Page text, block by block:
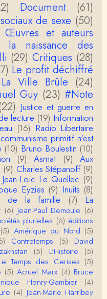
lecture !
édition qui est la plus à jo
ou celle…
la Lutte de Classes “No
n’a pas toujours exi…
probablement récompens
"de l'eau à votre m
– qui m'a l'air d'être
et…
vous et quant à Leacock j
et il…
évolué depuis 300 00
a la différence notable …
à mon moulin (si j'ose
des torture…
Document
(61)
de sexe (50)
Œuvres et auteurs
la naissance des
(29) Critiques (28)
Le profit déchiffré
La Ville Brûle (24)
Guy (23) #Note
Justice et guerre en
lecture (19) Information
(16) Radio Libertaire
primitif n'est
(10) Bruno Boulestin (10)
(9) Asmat (9)
Aux
(9) Charles Stépanoff (9)
Jean-Loïc Le Quellec (9)
Eyzies (9) Inuits (8)
de la famille (7)
La
(6) Jean-Paul Demoule (6)
plurielles (6) éditions
(5) Amérique du Nord (5)
Contretemps (5)
David
(5) L'Histoire
(5)
Temps des Cerises (5)
(5) Actuel Marx (4) Bruce
Henry-Gambier
(4)
(4) Jean-Marie Harribey